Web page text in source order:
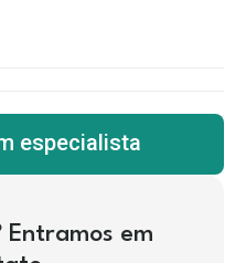
especialista
Entramos em